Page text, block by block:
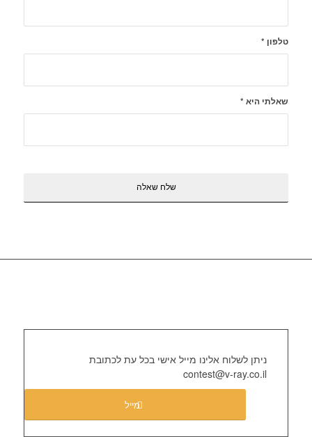
טלפון *
שאלתי היא *
ניתן לשלוח אלינו מייל אישי בכל עת לכתובת
contest@v-ray.co.il
מייל